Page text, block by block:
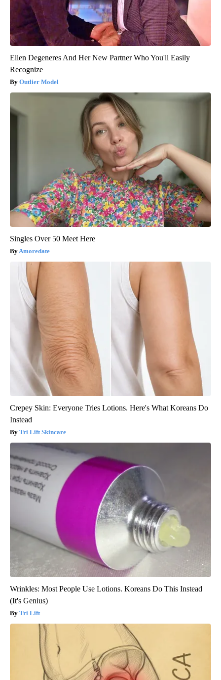
Ellen Degeneres And Her New Partner Who You'll Easily
Recognize
Outlier Model
Singles Over 50 Meet Here
Amoredate
Crepey Skin: Everyone Tries Lotions. Here's What Koreans Do
Instead
Tri Lift Skincare
Wrinkles: Most People Use Lotions. Koreans Do This Instead
(It's Genius)
Tri Lift